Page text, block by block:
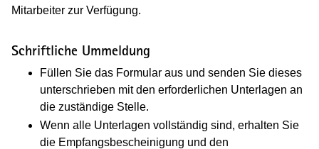
Mitarbeiter zur Verfügung.
Schriftliche Ummeldung
Füllen Sie das Formular aus und senden Sie dieses
unterschrieben mit den erforderlichen Unterlagen an
die zuständige Stelle.
Wenn alle Unterlagen vollständig sind, erhalten Sie
die Empfangsbescheinigung und den